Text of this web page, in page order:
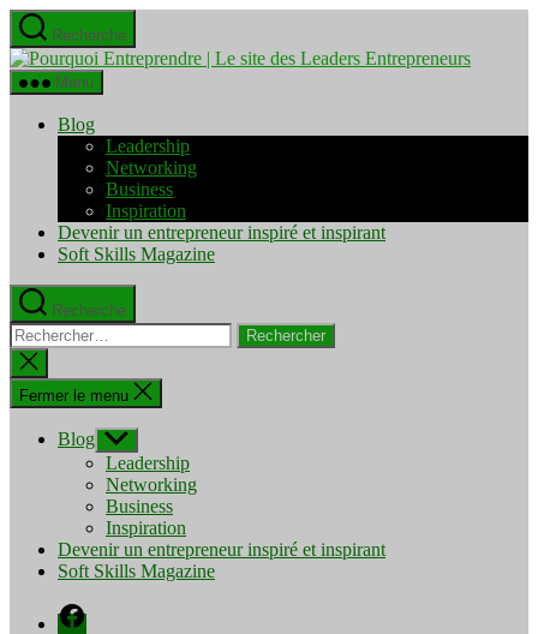
Aller
au
contenu
Recherche
Pourquoi
Menu
Blog
Leadership
Networking
Business
Inspiration
Devenir un entrepreneur inspiré et inspirant
Soft Skills Magazine
Recherche
Rechercher :
Fermer
la
recherche
Fermer le menu
Blog Afficher
le
sous-
menu
Leadership
Networking
Business
Inspiration
Devenir un entrepreneur inspiré et inspirant
Soft Skills Magazine
Facebook